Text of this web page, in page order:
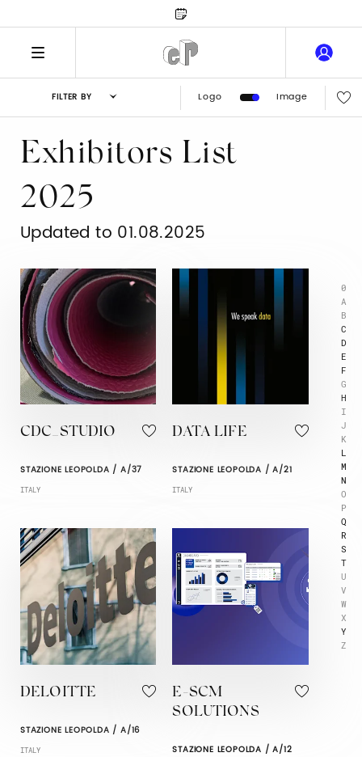
FILTER BY Logo Image
0
A
B
C
D
E
F
G
H
I
J
K
L
M
N
O
P
Q
R
S
T
U
V
W
X
Y
Z
Exhibitors List
2025
Updated to 01.08.2025
CDC_STUDIO
STAZIONE LEOPOLDA / A/37
ITALY
DATA LIFE
STAZIONE LEOPOLDA / A/21
ITALY
DELOITTE
STAZIONE LEOPOLDA / A/16
ITALY
E-SCM
SOLUTIONS
STAZIONE LEOPOLDA / A/12